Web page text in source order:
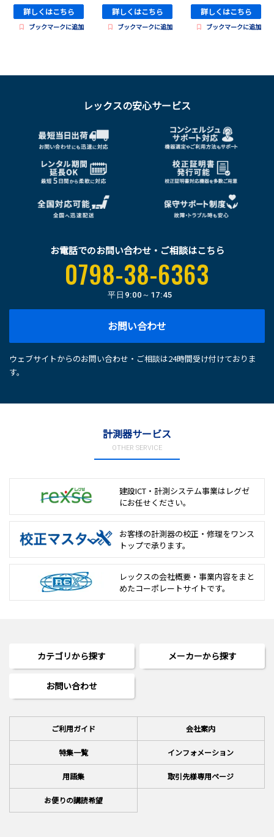
詳しくはこちら
ブックマークに追加
詳しくはこちら
ブックマークに追加
詳しくはこちら
ブックマークに追加
レックスの安心サービス
お電話でのお問い合わせ・ご相談はこちら
0798-38-6363
平日 9:00～17:45
お問い合わせ
ウェブサイトからのお問い合わせ・ご相談は24時間受け付けておりま
す。
計測器サービス
OTHER SERVICE
建設ICT・計測システム事業は レグゼ
にお任せください。
お客様の計測器の校正・修理をワンス
トップで承ります。
レックスの会社概要・事業内容をまと
めたコーポレートサイトです。
カテゴリから探す メーカーから探す
お問い合わせ
ご利用ガイド 会社案内
特集一覧 インフォメーション
用語集 取引先様専用ページ
お便りの講読希望